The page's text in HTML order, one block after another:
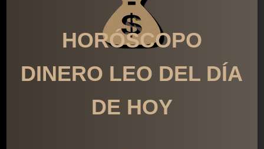
HORÓSCOPO
DINERO LEO DEL DÍA
DE HOY